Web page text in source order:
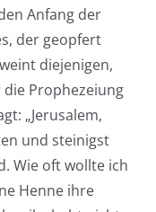
Anfang der
der geopfert
diejenigen,
die Prophezeiung
„Jerusalem,
und steinigst
Wie oft wollte ich
Henne ihre